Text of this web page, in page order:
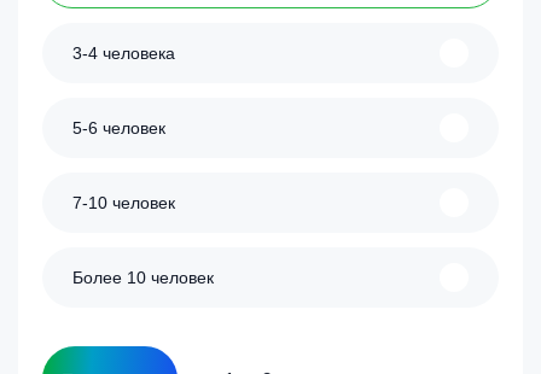
3-4 человека
5-6 человек
7-10 человек
Более 10 человек